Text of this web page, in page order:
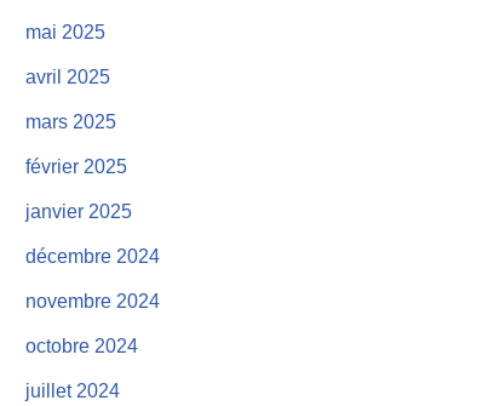
mai 2025
avril 2025
mars 2025
février 2025
janvier 2025
décembre 2024
novembre 2024
octobre 2024
juillet 2024